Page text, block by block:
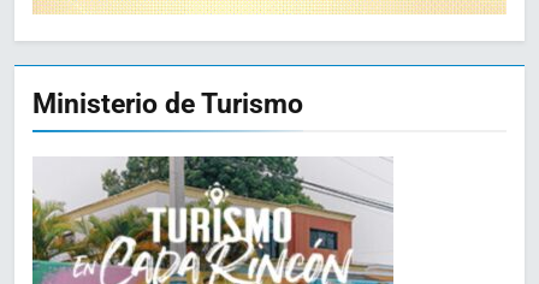
Ministerio de Turismo